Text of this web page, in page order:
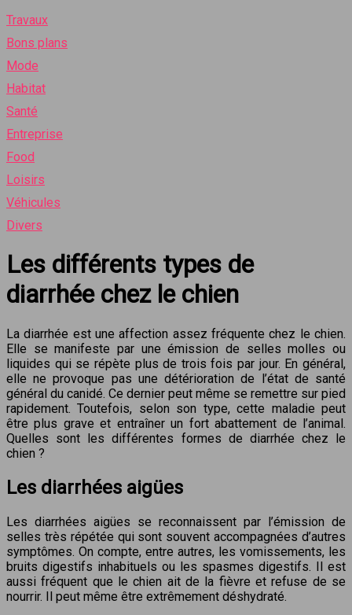
Travaux
Bons plans
Mode
Habitat
Santé
Entreprise
Food
Loisirs
Véhicules
Divers
Les différents types de
diarrhée chez le chien
La diarrhée est une affection assez fréquente chez le chien.
Elle se manifeste par une émission de selles molles ou
liquides qui se répète plus de trois fois par jour. En général,
elle ne provoque pas une détérioration de l’état de santé
général du canidé. Ce dernier peut même se remettre sur pied
rapidement. Toutefois, selon son type, cette maladie peut
être plus grave et entraîner un fort abattement de l’animal.
Quelles sont les différentes formes de diarrhée chez le
chien ?
Les diarrhées aigües
Les diarrhées aigües se reconnaissent par l’émission de
selles très répétée qui sont souvent accompagnées d’autres
symptômes. On compte, entre autres, les vomissements, les
bruits digestifs inhabituels ou les spasmes digestifs. Il est
aussi fréquent que le chien ait de la fièvre et refuse de se
nourrir. Il peut même être extrêmement déshydraté.